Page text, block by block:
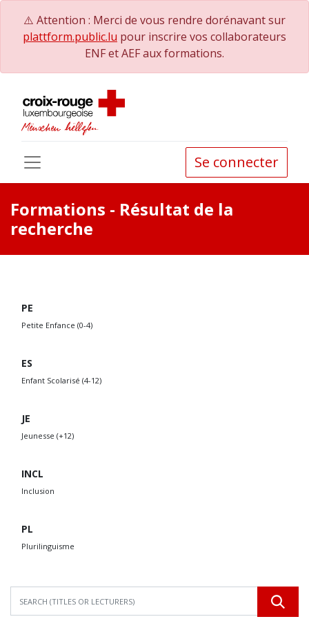
⚠️ Attention : Merci de vous rendre dorénavant sur
plattform.public.lu pour inscrire vos collaborateurs
ENF et AEF aux formations.
Se connecter
Formations - Résultat de la
recherche
PE
Petite Enfance (0-4)
ES
Enfant Scolarisé (4-12)
JE
Jeunesse (+12)
INCL
Inclusion
PL
Plurilinguisme